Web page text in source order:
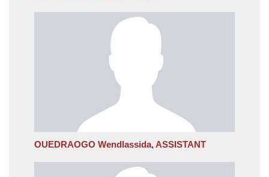
OUEDRAOGO Wendlassida, ASSISTANT